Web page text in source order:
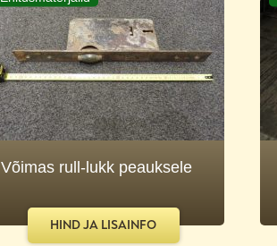
Võimas rull-lukk peauksele
HIND JA LISAINFO